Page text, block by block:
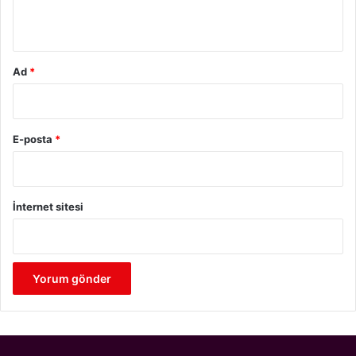
Ad *
E-posta *
İnternet sitesi